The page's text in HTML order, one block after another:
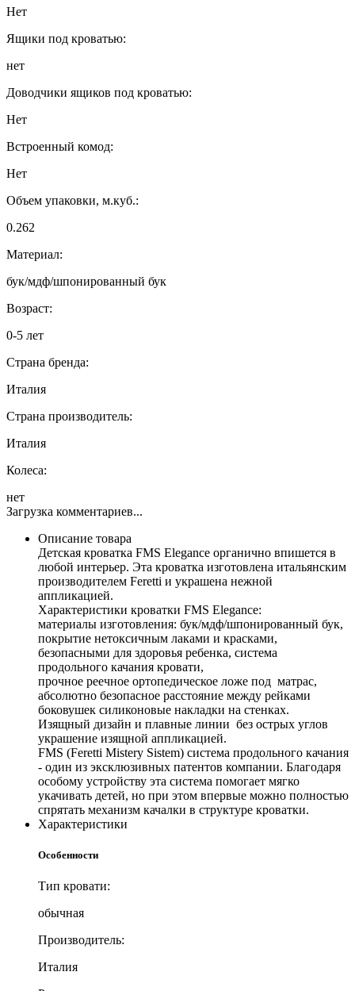
Нет
Ящики под кроватью:
нет
Доводчики ящиков под кроватью:
Нет
Встроенный комод:
Нет
Объем упаковки, м.куб.:
0.262
Материал:
бук/мдф/шпонированный бук
Возраст:
0-5 лет
Страна бренда:
Италия
Страна производитель:
Италия
Колеса:
нет
Загрузка комментариев...
Описание товара
Детская кроватка FMS Elegance органично впишется в
любой интерьер. Эта кроватка изготовлена итальянским
производителем Feretti и украшена нежной
аппликацией.
Характеристики кроватки FMS Elegance:
материалы изготовления: бук/мдф/шпонированный бук,
покрытие нетоксичным лаками и красками,
безопасными для здоровья ребенка, система
продольного качания кровати,
прочное реечное ортопедическое ложе под матрас,
абсолютно безопасное расстояние между рейками
боковушек силиконовые накладки на стенках.
Изящный дизайн и плавные линии без острых углов
украшение изящной аппликацией.
FMS (Feretti Mistery Sistem) система продольного качания
- один из эксклюзивных патентов компании. Благодаря
особому устройству эта система помогает мягко
укачивать детей, но при этом впервые можно полностью
спрятать механизм качалки в структуре кроватки.
Характеристики
Особенности
Тип кровати:
обычная
Производитель:
Италия